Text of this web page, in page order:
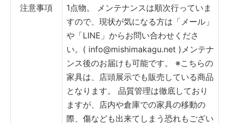
注意事項 1点物。
メンテナンスは順次行っていま
すので、現状が気になる方は「メール」
や「LINE」からお問い合わせくださ
い。( info@mishimakagu.net ) メンテナ
ンス後のお届けも可能です。
※こちらの
家具は、店頭展示でも販売している商品
となります。
品質管理は徹底しており
ますが、店内や倉庫での家具の移動の
際、傷なども出来てしまう恐れもござい